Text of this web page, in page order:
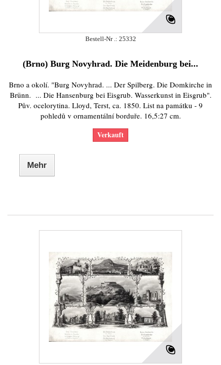
Bestell-Nr .: 25332
(Brno) Burg Novyhrad. Die Meidenburg bei...
Brno a okolí. "Burg Novyhrad. ... Der Spilberg. Die Domkirche in
Brünn. ... Die Hansenburg bei Eisgrub. Wasserkunst in Eisgrub".
Pův. ocelorytina. Lloyd, Terst, ca. 1850. List na památku - 9
pohledů v ornamentální borduře. 16,5:27 cm.
Verkauft
Mehr